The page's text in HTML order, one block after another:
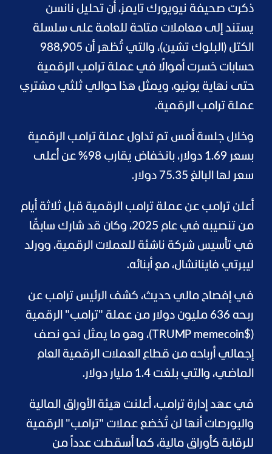
ذكرت صحيفة نيويورك تايمز، أن تحليل نانسن
يستند إلى معاملات متاحة للعامة على سلسلة
الكتل (البلوك تشين)، والتي تُظهر أن 988,905
حسابات خسرت أموالًا في عملة ترامب الرقمية
حتى نهاية يونيو، ويمثل هذا حوالي ثلثي مشتري
عملة ترامب الرقمية.
وخلال جلسة أمس تم تداول عملة ترامب الرقمية
بسعر 1.69 دولار، بانخفاض يقارب 98% عن أعلى
سعر لها البالغ 75.35 دولار.
أعلن ترامب عن عملة ترامب الرقمية قبل ثلاثة أيام
من تنصيبه في عام 2025، وكان قد شارك سابقًا
في تأسيس شركة ناشئة للعملات الرقمية، وورلد
ليبرتي فاينانشال، مع أبنائه.
في إفصاح مالي حديث، كشف الرئيس ترامب عن
ربحه 636 مليون دولار من عملة "ترامب" الرقمية
($TRUMP memecoin)، وهو ما يمثل نحو نصف
إجمالي أرباحه من قطاع العملات الرقمية العام
الماضي، والتي بلغت 1.4 مليار دولار.
في عهد إدارة ترامب، أعلنت هيئة الأوراق المالية
والبورصات أنها لن تُخضع عملات "ترامب" الرقمية
للرقابة كأوراق مالية، كما أسقطت عدداً من